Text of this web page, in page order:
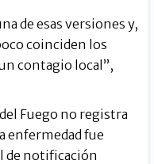
de esas versiones y,
coinciden los
contagio local”,
Fuego no registra
enfermedad fue
de notificación